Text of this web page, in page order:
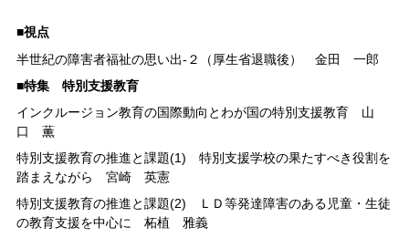
■視点
半世紀の障害者福祉の思い出-２（厚生省退職後） 金田 一郎
■特集 特別支援教育
インクルージョン教育の国際動向とわが国の特別支援教育 山
口 薫
特別支援教育の推進と課題(1) 特別支援学校の果たすべき役割を
踏まえながら 宮崎 英憲
特別支援教育の推進と課題(2) ＬＤ等発達障害のある児童・生徒
の教育支援を中心に 柘植 雅義